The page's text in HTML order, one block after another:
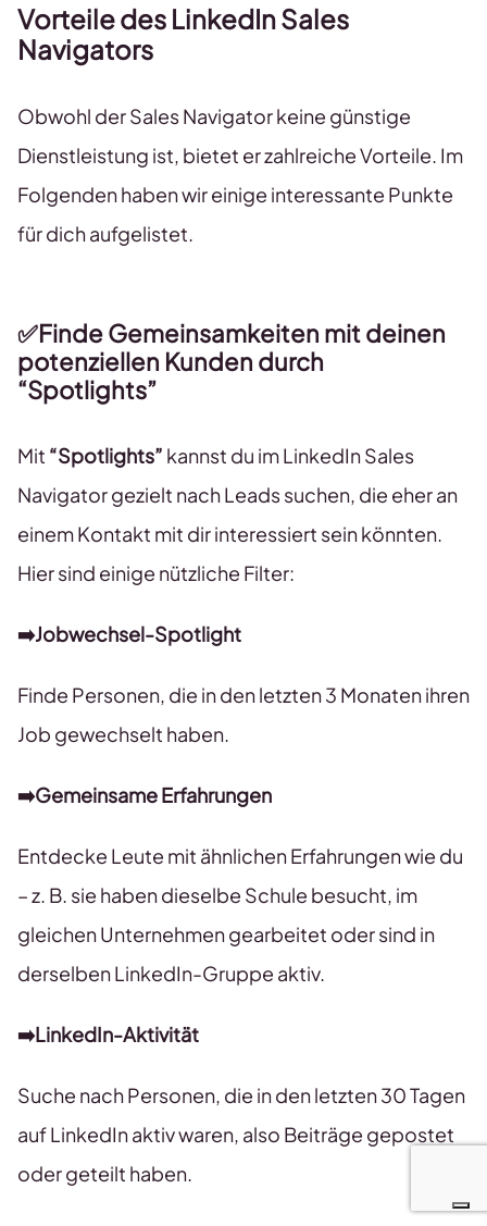
Vorteile des LinkedIn Sales
Navigators
Obwohl der Sales Navigator keine günstige
Dienstleistung ist, bietet er zahlreiche Vorteile. Im
Folgenden haben wir einige interessante Punkte
für dich aufgelistet.
✅Finde Gemeinsamkeiten mit deinen
potenziellen Kunden durch
“Spotlights”
Mit “Spotlights” kannst du im LinkedIn Sales
Navigator gezielt nach Leads suchen, die eher an
einem Kontakt mit dir interessiert sein könnten.
Hier sind einige nützliche Filter:
➡️Jobwechsel-Spotlight
Finde Personen, die in den letzten 3 Monaten ihren
Job gewechselt haben.
➡️Gemeinsame Erfahrungen
Entdecke Leute mit ähnlichen Erfahrungen wie du
– z. B. sie haben dieselbe Schule besucht, im
gleichen Unternehmen gearbeitet oder sind in
derselben LinkedIn-Gruppe aktiv.
➡️LinkedIn-Aktivität
Suche nach Personen, die in den letzten 30 Tagen
auf LinkedIn aktiv waren, also Beiträge gepostet
oder geteilt haben.